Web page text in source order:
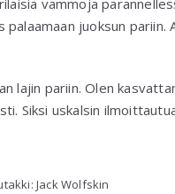
vammoja
juoksun pariin.
lajin pariin. Olen
Siksi uskalsin
Jack Wolfskin